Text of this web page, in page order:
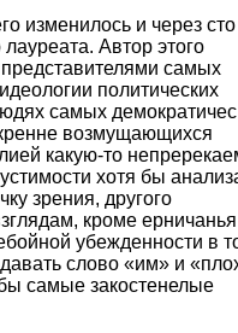
изменилось и через сто
Автор этого
самых
политических
самых
возмущающихся
какую-то
хотя бы
зрения, другого
кроме
убежденности в
слово «им» и
самые закостенелые